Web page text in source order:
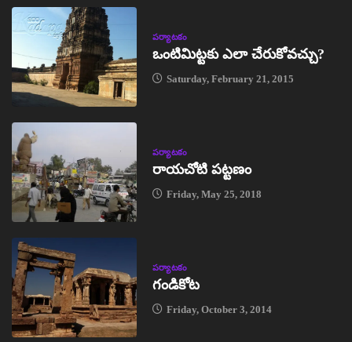
పర్యాటకం
ఒంటిమిట్టకు ఎలా చేరుకోవచ్చు?
Saturday, February 21, 2015
పర్యాటకం
రాయచోటి పట్టణం
Friday, May 25, 2018
పర్యాటకం
గండికోట
Friday, October 3, 2014